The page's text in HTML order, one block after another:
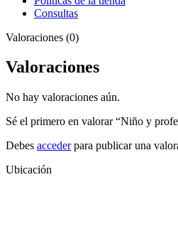
Consultas
Valoraciones (0)
Valoraciones
No hay valoraciones aún.
Sé el primero en valorar “Niño y
Debes accederpara publicar una
Ubicación